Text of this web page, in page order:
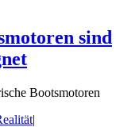
sind
Bootsmotoren
|